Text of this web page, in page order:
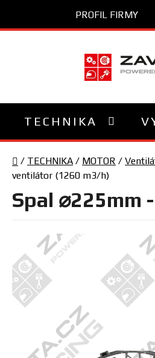
obsah
PROFIL FIRMY
TECHNIKA
Domů
/ TECHNIKA / MOTOR /
ventilátor (1260 m3/h)
Spal ⌀225mm